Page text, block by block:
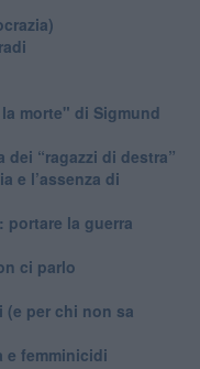
morte" di Sigmund
“ragazzi di destra”
e l’assenza di
portare la guerra
ci parlo
per chi non sa
e femminicidi